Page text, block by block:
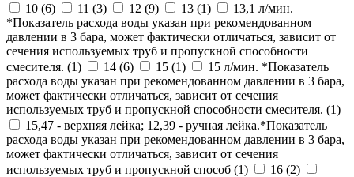
10 (6) 11 (3) 12 (9) 13 (1)
13,1 л/мин.
*Показатель расхода воды указан при рекомендованном
давлении в 3 бара, может фактически отличаться, зависит от
сечения используемых труб и пропускной способности
смесителя. (1) 14 (6) 15 (1)
15 л/мин. *Показатель
расхода воды указан при рекомендованном давлении в 3 бара,
может фактически отличаться, зависит от сечения
используемых труб и пропускной способности смесителя. (1)
15,47 - верхняя лейка; 12,39 - ручная лейка.*Показатель
расхода воды указан при рекомендованном давлении в 3 бара,
может фактически отличаться, зависит от сечения
используемых труб и пропускной способ (1) 16 (2)